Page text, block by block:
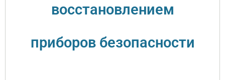
восстановлением
приборов безопасности